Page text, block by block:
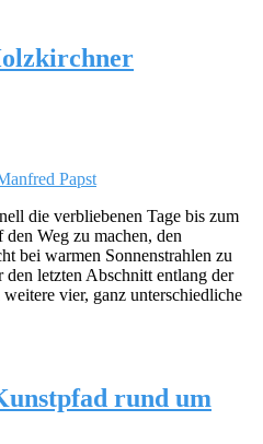
die verbliebenen Tage bis zum
Weg zu machen, den
bei warmen Sonnenstrahlen zu
letzten Abschnitt entlang der
vier, ganz unterschiedliche
rund um